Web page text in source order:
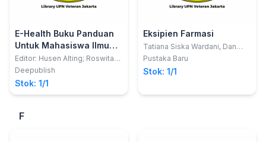
E-Health Buku Panduan
Untuk Mahasiswa Ilmu
Kesehatan Dan
Profesional Kesehatan
Editor: Husen Alting; Roswita
M. Aboe
Deepublish
Stok: 1/1
Eksipien Farmasi
Tatiana Siska Wardani, Dan
Anita Dwi Septiarini
Pustaka Baru
Stok: 1/1
F